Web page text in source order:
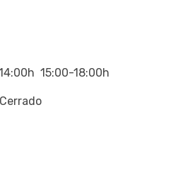
15:00-18:00h
Cerrado